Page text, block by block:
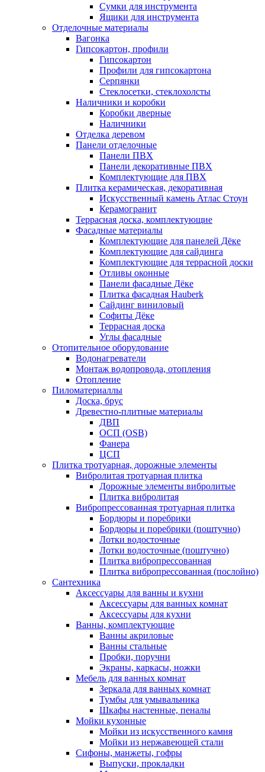
Сумки для инструмента
Ящики для инструмента
Отделочные материалы
Вагонка
Гипсокартон, профили
Гипсокартон
Профили для гипсокартона
Серпянки
Стеклосетки, стеклохолсты
Наличники и коробки
Коробки дверные
Наличники
Отделка деревом
Панели отделочные
Панели ПВХ
Панели декоративные ПВХ
Комплектующие для ПВХ
Плитка керамическая, декоративная
Искусственный камень Атлас Стоун
Керамогранит
Террасная доска, комплектующие
Фасадные материалы
Комплектующие для панелей Дёке
Комплектующие для сайдинга
Комплектующие для террасной доски
Отливы оконные
Панели фасадные Дёке
Плитка фасадная Hauberk
Сайдинг виниловый
Софиты Дёке
Террасная доска
Углы фасадные
Отопительное оборудование
Водонагреватели
Монтаж водопровода, отопления
Отопление
Пиломатериаллы
Доска, брус
Древестно-плитные материалы
ДВП
ОСП (OSB)
Фанера
ЦСП
Плитка тротуарная, дорожные элементы
Вибролитая тротуарная плитка
Дорожные элементы вибролитые
Плитка вибролитая
Вибропрессованная тротуарная плитка
Бордюры и поребрики
Бордюры и поребрики (поштучно)
Лотки водосточные
Лотки водосточные (поштучно)
Плитка вибропрессованная
Плитка вибропрессованная (послойно)
Сантехника
Аксессуары для ванны и кухни
Аксессуары для ванных комнат
Аксессуары для кухни
Ванны, комплектующие
Ванны акриловые
Ванны стальные
Пробки, поручни
Экраны, каркасы, ножки
Мебель для ванных комнат
Зеркала для ванных комнат
Тумбы для умывальника
Шкафы настенные, пеналы
Мойки кухонные
Мойки из искусственного камня
Мойки из нержавеющей стали
Сифоны, манжеты, гофры
Выпуски, прокладки